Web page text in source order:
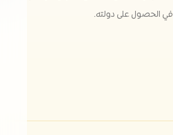
الحصول على دولته.